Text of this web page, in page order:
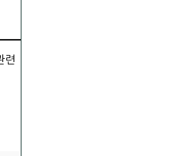
련